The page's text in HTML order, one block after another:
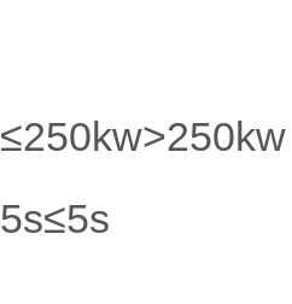
≤250kw>250kw
5s≤5s